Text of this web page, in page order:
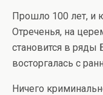
Прошло 100 лет, и
Отреченья, на
становится в ряды
восторгалась с
Ничего